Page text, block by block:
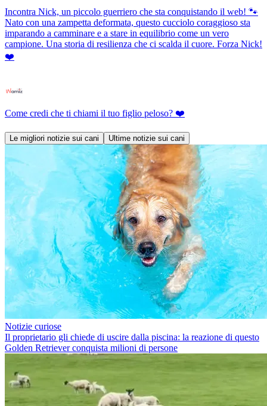
Incontra Nick, un piccolo guerriero che sta conquistando il web! 🐾
Nato con una zampetta deformata, questo cucciolo coraggioso sta
imparando a camminare e a stare in equilibrio come un vero
campione. Una storia di resilienza che ci scalda il cuore. Forza Nick!
❤️
Come credi che ti chiami il tuo figlio peloso? ❤️
Le migliori notizie sui cani Ultime notizie sui cani
Notizie curiose
Il proprietario gli chiede di uscire dalla piscina: la reazione di questo
Golden Retriever conquista milioni di persone